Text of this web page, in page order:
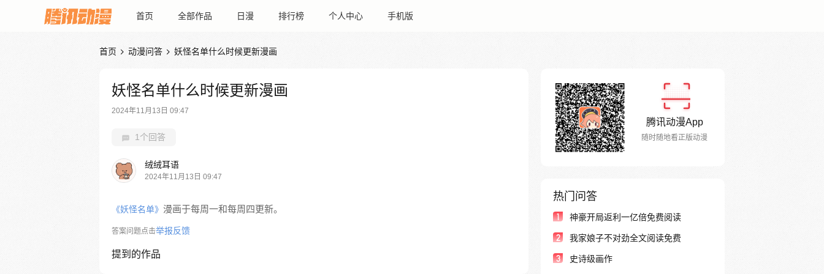
首页 全部作品 日漫 排行榜 个人中心 手机版
首页  动漫问答  妖怪名单什么时候更新漫画
妖怪名单什么时候更新漫画
2024年11月13日 09:47
1个回答
绒绒耳语
2024年11月13日 09:47
《妖怪名单》 漫画于每周一和每周四更新。
答案问题点击举报反馈
提到的作品
腾讯动漫App
随时随地看正版动漫
热门问答
1 神豪开局返利一亿倍免费阅读
2 我家娘子不对劲全文阅读免费
3 史诗级画作